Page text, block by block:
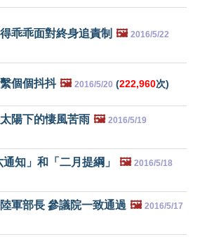
乖乖面對終身追責制 🖼️ 2016/5/22
個個抖抖 🖼️ 2016/5/20 (222,960次)
陽下的悽風苦雨 🖼️ 2016/5/19
知」和「二月提綱」 🖼️ 2016/5/18
軍部長 參議院一致通過 🖼️ 2016/5/17